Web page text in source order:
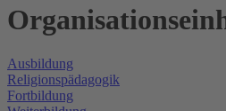
Ausbildung
Religionspädagogik
Fortbildung